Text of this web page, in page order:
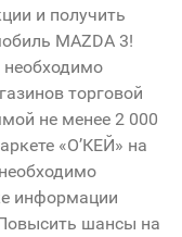
и получить
MAZDA 3!
необходимо
торговой
не менее 2 000
«О’КЕЙ» на
информации
шансы на